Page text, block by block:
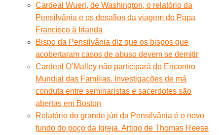
Cardeal Wuerl, de Washington, o relatório da
Pensilvânia e os desafios da viagem do Papa
Francisco à Irlanda
Bispo da Pensilvânia diz que os bispos que
acobertaram casos de abuso devem se demitir
Cardeal O’Malley não participará do Encontro
Mundial das Famílias. Investigações de má
conduta entre seminaristas e sacerdotes são
abertas em Boston
Relatório do grande júri da Pensilvânia é o novo
fundo do poço da Igreja. Artigo de Thomas Reese